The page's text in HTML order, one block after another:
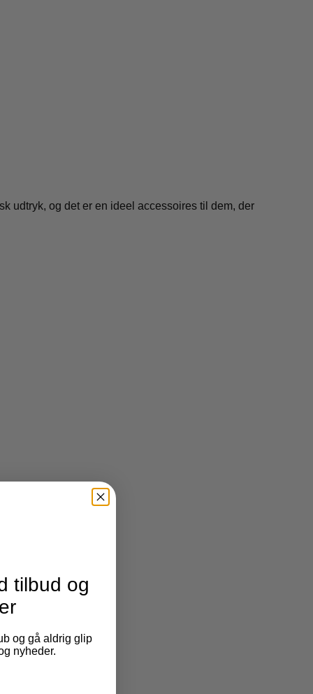
udtryk, og det er en ideel accessoires til dem, der
tilbud og
og gå aldrig glip
nyheder.